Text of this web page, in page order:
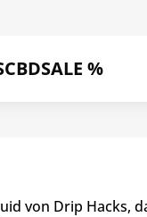
CBDSALE %
von Drip